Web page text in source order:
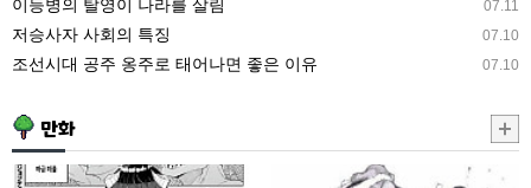
은
이
07.11
이등병의 탈영이 나라를 살림
07.10
저승사자 사회의 특징
07.10
조선시대 공주 옹주로 태어나면 좋은 이유
만화
고